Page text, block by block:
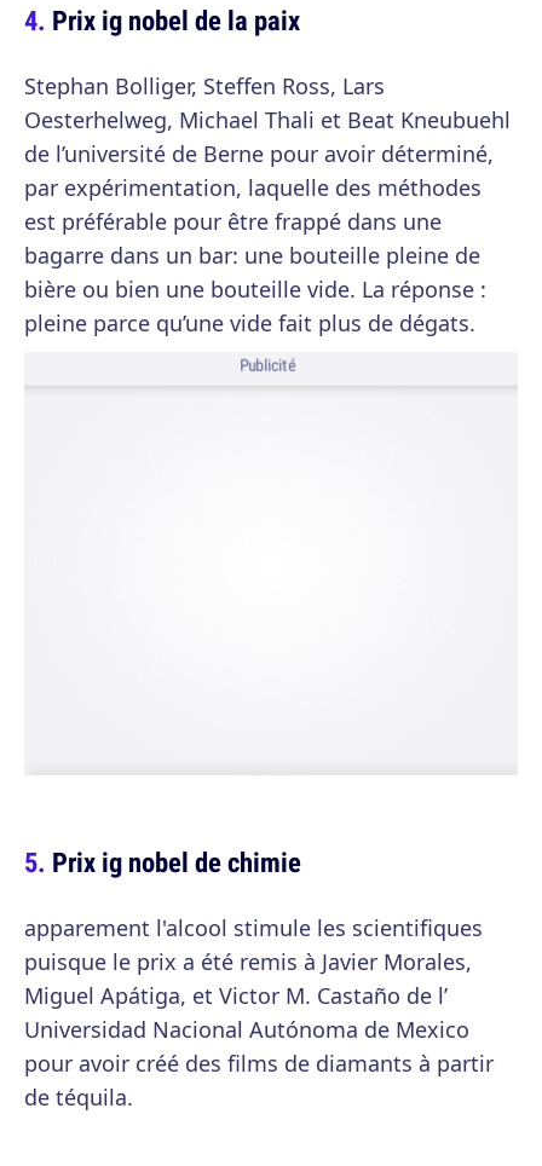
Prix ig nobel de la paix
Stephan Bolliger, Steffen Ross, Lars
Oesterhelweg, Michael Thali et Beat Kneubuehl
de l’université de Berne pour avoir déterminé,
par expérimentation, laquelle des méthodes
est préférable pour être frappé dans une
bagarre dans un bar: une bouteille pleine de
bière ou bien une bouteille vide. La réponse :
pleine parce qu’une vide fait plus de dégats.
Publicité
Prix ig nobel de chimie
apparement l'alcool stimule les scientifiques
puisque le prix a été remis à Javier Morales,
Miguel Apátiga, et Victor M. Castaño de l’
Universidad Nacional Autónoma de Mexico
pour avoir créé des films de diamants à partir
de téquila.